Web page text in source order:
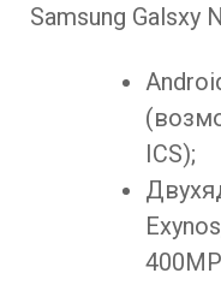
Samsung Galsxy
ICS);